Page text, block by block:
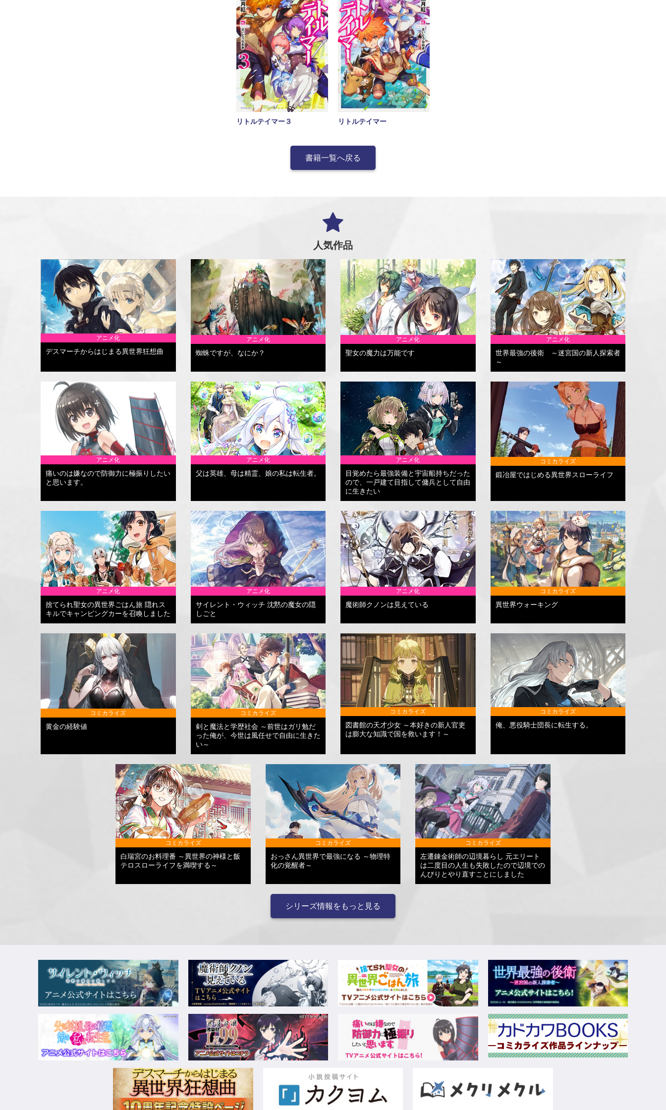
リトルテイマー３ リトルテイマー
書籍一覧へ戻る
人気作品
アニメ化
デスマーチからはじまる異世界狂想曲
アニメ化
蜘蛛ですが、なにか？
アニメ化
聖女の魔力は万能です
アニメ化
世界最強の後衛 ～迷宮国の新人探索者
～
アニメ化
痛いのは嫌なので防御力に極振りしたい
と思います。
アニメ化
父は英雄、母は精霊、娘の私は転生者。
アニメ化
目覚めたら最強装備と宇宙船持ちだった
ので、一戸建て目指して傭兵として自由
に生きたい
コミカライズ
鍛冶屋ではじめる異世界スローライフ
アニメ化
捨てられ聖女の異世界ごはん旅 隠れス
キルでキャンピングカーを召喚しました
アニメ化
サイレント・ウィッチ 沈黙の魔女の隠
しごと
アニメ化
魔術師クノンは見えている
コミカライズ
異世界ウォーキング
コミカライズ
黄金の経験値
コミカライズ
剣と魔法と学歴社会 ～前世はガリ勉だ
った俺が、今世は風任せで自由に生きた
い～
コミカライズ
図書館の天才少女 ～本好きの新人官吏
は膨大な知識で国を救います！～
コミカライズ
俺、悪役騎士団長に転生する。
コミカライズ
白瑞宮のお料理番 ～異世界の神様と飯
テロスローライフを満喫する～
コミカライズ
おっさん異世界で最強になる ～物理特
化の覚醒者～
コミカライズ
左遷錬金術師の辺境暮らし 元エリート
は二度目の人生も失敗したので辺境での
んびりとやり直すことにしました
シリーズ情報をもっと見る